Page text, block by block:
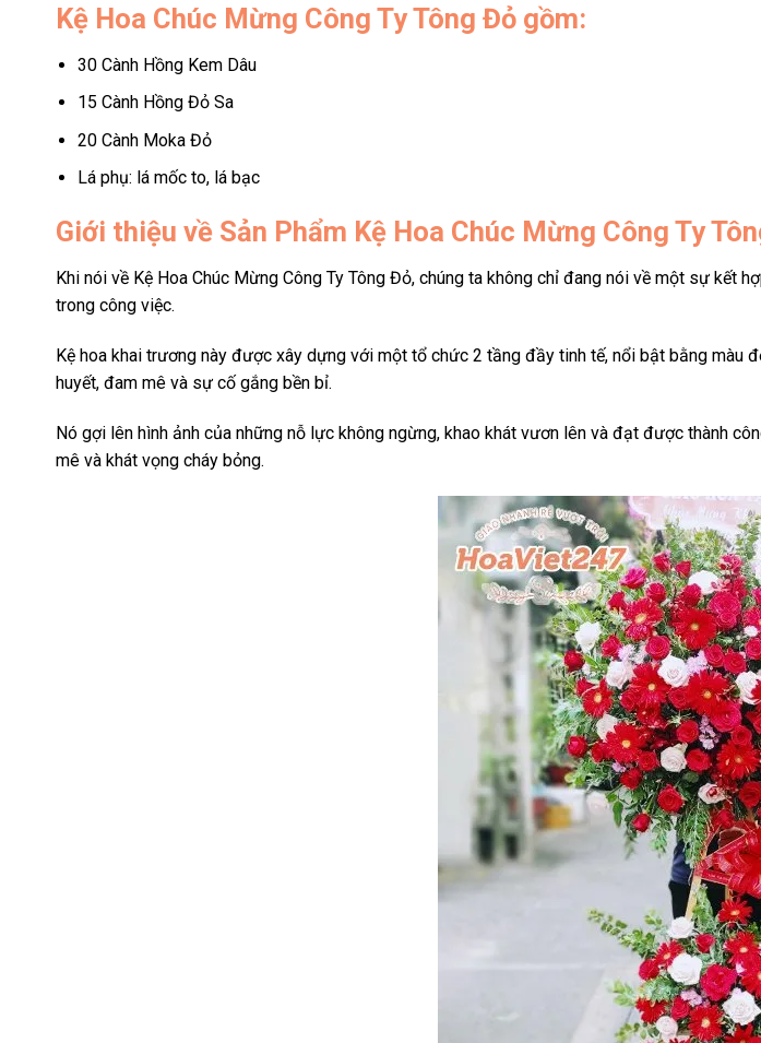
Kệ Hoa Chúc Mừng Công Ty Tông Đỏ gồm:
30 Cành Hồng Kem Dâu
15 Cành Hồng Đỏ Sa
20 Cành Moka Đỏ
Lá phụ: lá mốc to, lá bạc
Giới thiệu về Sản Phẩm Kệ Hoa Chúc Mừng Công Ty
Khi nói về Kệ Hoa Chúc Mừng Công Ty Tông Đỏ, chúng ta không chỉ đang nói về một sự
trong công việc.
Kệ hoa khai trương này được xây dựng với một tổ chức 2 tầng đầy tinh tế, nổi bật bằng
huyết, đam mê và sự cố gắng bền bỉ.
Nó gợi lên hình ảnh của những nỗ lực không ngừng, khao khát vươn lên và đạt được thành
mê và khát vọng cháy bỏng.